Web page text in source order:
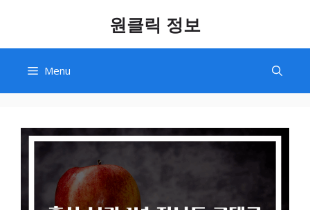
content
원클릭 정보
Menu